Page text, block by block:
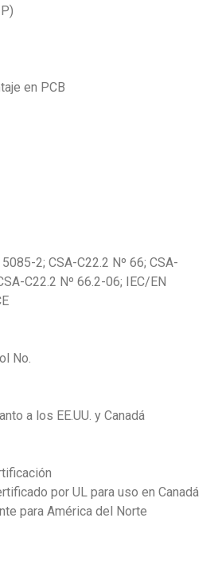
en PCB
2; CSA-C22.2 Nº 66; CSA-
C22.2 Nº 66.2-06; IEC/EN
No.
a los EE.UU. y Canadá
por UL para uso en Canadá
para América del Norte